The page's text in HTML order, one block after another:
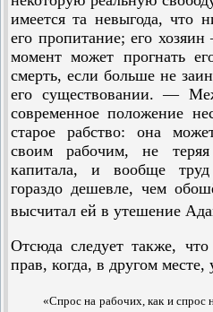
имеется та невыгода, что
его пропитание; его
момент может прогнать
смерть, если больше не
его существовании. —
современное положение
старое рабство: она
своим рабочим, не
капитала, и вообще
гораздо дешевле, чем
высчитал ей в утешение
Отсюда следует также,
прав, когда, в другом
«Спрос на рабочих, как и спрос